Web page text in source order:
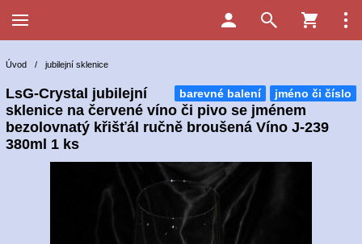
Úvod / jubilejní sklenice
jméno či číslo
barevné balení
LsG-Crystal jubilejní
sklenice na červené víno či pivo se jménem
bezolovnatý křišťál ručně broušená Víno J-239
380ml 1 ks